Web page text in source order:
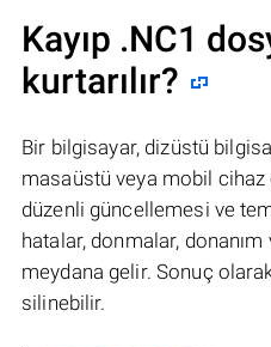
Kayıp .NC1
kurtarılır?
Bir bilgisayar, dizüstü
masaüstü veya mobil cihaz
düzenli güncellemesi ve
hatalar, donmalar, donanım
meydana gelir. Sonuç
silinebilir.